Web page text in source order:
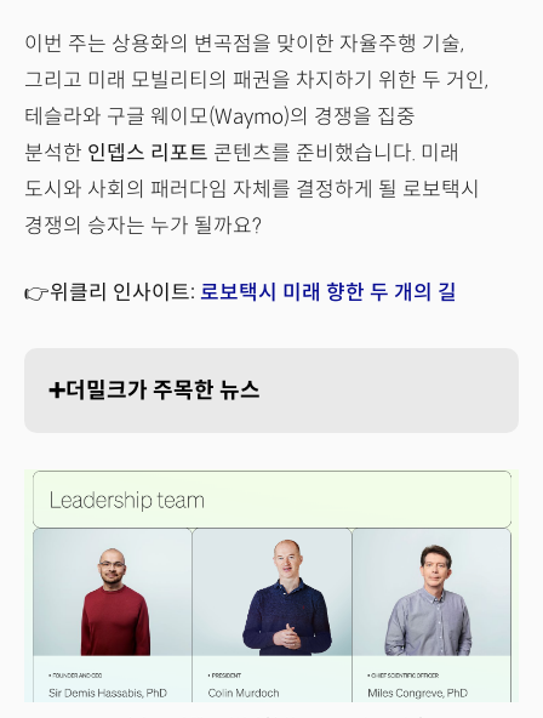
이번 주는 상용화의 변곡점을 맞이한 자율주행 기술,
그리고 미래 모빌리티의 패권을 차지하기 위한 두 거인,
테슬라와 구글 웨이모(Waymo)의 경쟁을 집중
분석한 인뎁스 리포트 콘텐츠를 준비했습니다. 미래
도시와 사회의 패러다임 자체를 결정하게 될 로보택시
경쟁의 승자는 누가 될까요?
👉위클리 인사이트: 로보택시 미래 향한 두 개의 길
➕더밀크가 주목한 뉴스